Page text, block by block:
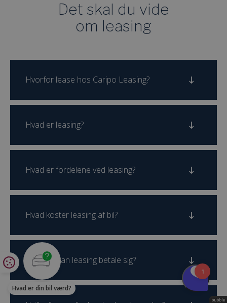
Det skal du vide
om leasing
Hvorfor lease hos Caripo Leasing?
Hvad er leasing?
Hvad er fordelene ved leasing?
Hvad koster leasing af bil?
Hvornår kan leasing betale sig?
Hvad er din bil værd?